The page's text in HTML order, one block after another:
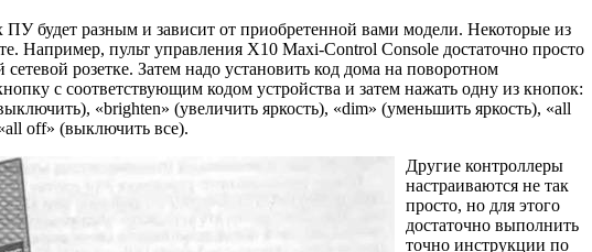
ПУ будет разным и зависит от приобретенной вами модели. Некоторые из
Например, пульт управления Х10 Maxi-Control Console достаточно просто
розетке. Затем надо установить код дома на поворотном
с соответствующим кодом устройства и затем нажать одну из кнопок:
«brighten» (увеличить яркость), «dim» (умень­шить яркость), «all
off» (выключить все).
Другие контроллеры
настраиваются не так
просто, но для этого
достаточно выполнить
точно инструкции по